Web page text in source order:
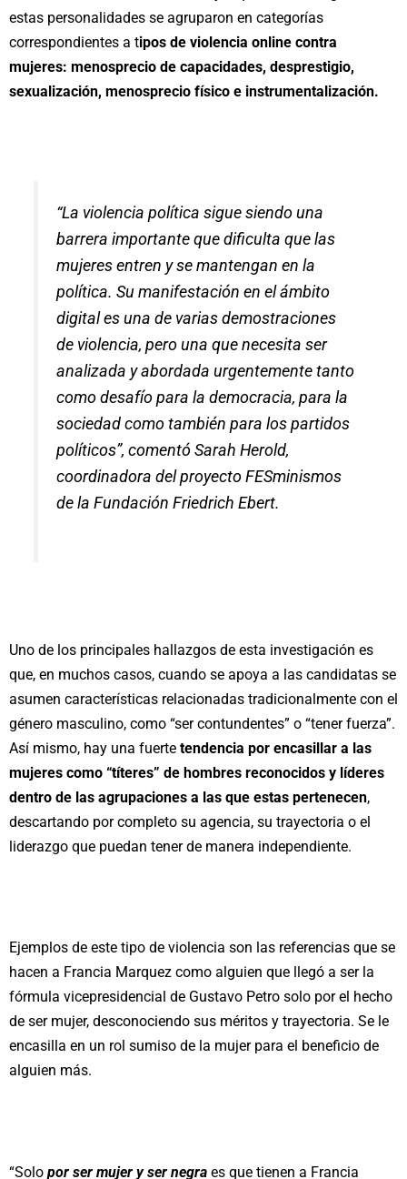
estas personalidades se agruparon en categorías
correspondientes a tipos de violencia online contra
mujeres: menosprecio de capacidades, desprestigio,
sexualización, menosprecio físico e instrumentalización.
“La violencia política sigue siendo una
barrera importante que dificulta que las
mujeres entren y se mantengan en la
política. Su manifestación en el ámbito
digital es una de varias demostraciones
de violencia, pero una que necesita ser
analizada y abordada urgentemente tanto
como desafío para la democracia, para la
sociedad como también para los partidos
políticos”, comentó Sarah Herold,
coordinadora del proyecto FESminismos
de la Fundación Friedrich Ebert.
Uno de los principales hallazgos de esta investigación es
que, en muchos casos, cuando se apoya a las candidatas se
asumen características relacionadas tradicionalmente con el
género masculino, como “ser contundentes” o “tener fuerza”.
Así mismo, hay una fuerte tendencia por encasillar a las
mujeres como “títeres” de hombres reconocidos y líderes
dentro de las agrupaciones a las que estas pertenecen,
descartando por completo su agencia, su trayectoria o el
liderazgo que puedan tener de manera independiente.
Ejemplos de este tipo de violencia son las referencias que se
hacen a Francia Marquez como alguien que llegó a ser la
fórmula vicepresidencial de Gustavo Petro solo por el hecho
de ser mujer, desconociendo sus méritos y trayectoria. Se le
encasilla en un rol sumiso de la mujer para el beneficio de
alguien más.
“Solo por ser mujer y ser negra es que tienen a Francia